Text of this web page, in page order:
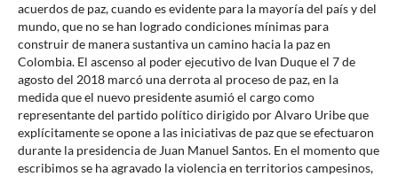
acuerdos de paz, cuando es evidente para la mayoría del país y del
mundo, que no se han logrado condiciones mínimas para
construir de manera sustantiva un camino hacia la paz en
Colombia. El ascenso al poder ejecutivo de Ivan Duque el 7 de
agosto del 2018 marcó una derrota al proceso de paz, en la
medida que el nuevo presidente asumió el cargo como
representante del partido político dirigido por Alvaro Uribe que
explícitamente se opone a las iniciativas de paz que se efectuaron
durante la presidencia de Juan Manuel Santos. En el momento que
escribimos se ha agravado la violencia en territorios campesinos,